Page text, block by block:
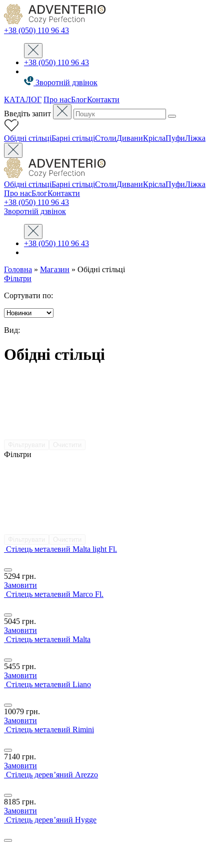
+38 (050) 110 96 43
+38 (050) 110 96 43
Зворотній дзвінок
КАТАЛОГ Про насБлогКонтакти
Введіть запит
Oбідні стільціБарні стільціСтолиДиваниКріслаПуфиЛіжка
Oбідні стільціБарні стільціСтолиДиваниКріслаПуфиЛіжка
Про насБлогКонтакти
+38 (050) 110 96 43
Зворотній дзвінок
+38 (050) 110 96 43
Головна » Магазин » Обідні стільці
Фільтри
Сортувати по:
Вид:
Обідні стільці
Фільтри
Стілець металевий Malta light Fl.
5294 грн.
Замовити
Стілець металевий Marco Fl.
5045 грн.
Замовити
Стілець металевий Malta
5455 грн.
Замовити
Стілець металевий Liano
10079 грн.
Замовити
Стілець металевий Rimini
7140 грн.
Замовити
Стілець дерев’яний Arezzo
8185 грн.
Замовити
Стілець дерев’яний Hygge